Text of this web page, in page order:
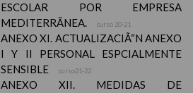
ESCOLAR POR EMPRESA
MEDITERRÃNEA.
curso 20-21
ANEXO XI. ACTUALIZACIÃ“N ANEXO
I Y II PERSONAL ESPCIALMENTE
SENSIBLE
curso21-22
ANEXO XII. MEDIDAS DE